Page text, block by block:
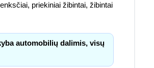
priekiniai žibintai, žibintai
automobilių dalimis, visų